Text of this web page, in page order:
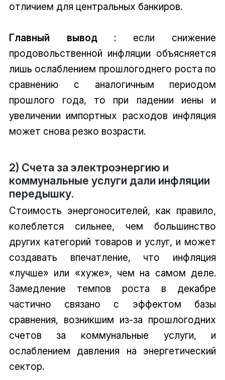
отличием для центральных банкиров.
Главный вывод: если снижение
продовольственной инфляции объясняется
лишь ослаблением прошлогоднего роста по
сравнению с аналогичным периодом
прошлого года, то при падении иены и
увеличении импортных расходов инфляция
может снова резко возрасти.
2) Счета за электроэнергию и
коммунальные услуги дали инфляции
передышку.
Стоимость энергоносителей, как правило,
колеблется сильнее, чем большинство
других категорий товаров и услуг, и может
создавать впечатление, что инфляция
«лучше» или «хуже», чем на самом деле.
Замедление темпов роста в декабре
частично связано с эффектом базы
сравнения, возникшим из-за прошлогодних
счетов за коммунальные услуги, и
ослаблением давления на энергетический
сектор.